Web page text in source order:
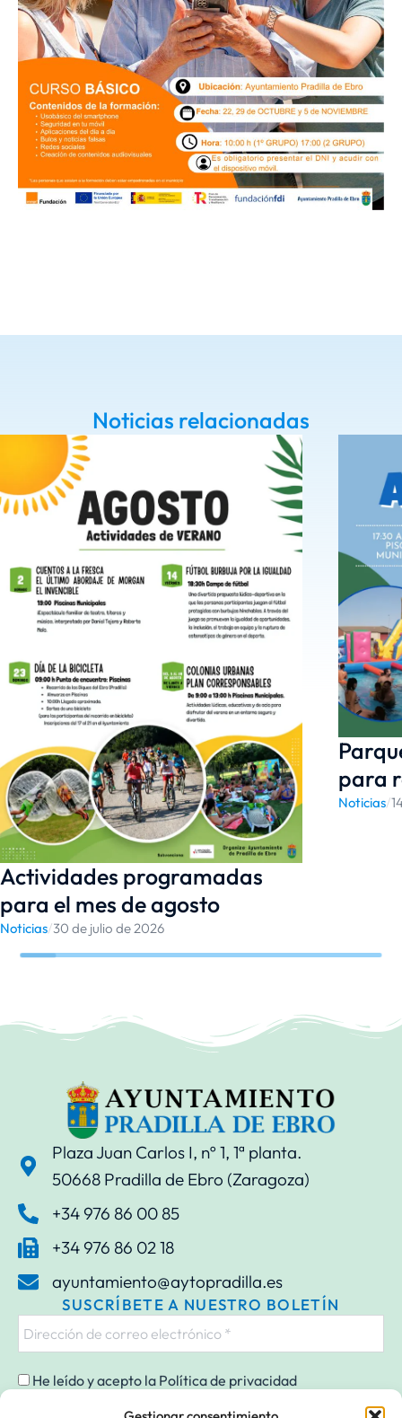
Noticias relacionadas
Actividades programadas
para el mes de agosto
Noticias/30 de julio de 2026
para
Noticias/
Plaza Juan Carlos I, nº 1, 1ª planta.
50668 Pradilla de Ebro (Zaragoza)
+34 976 86 00 85
+34 976 86 02 18
ayuntamiento@aytopradilla.es
SUSCRÍBETE A NUESTRO BOLETÍN
He leído y acepto la Política de privacidad